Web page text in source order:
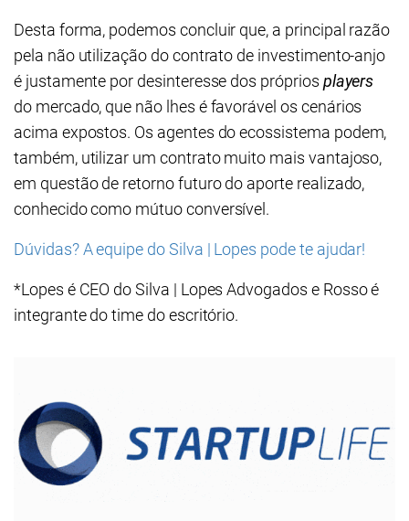
Desta forma, podemos concluir que, a principal razão
pela não utilização do contrato de investimento-anjo
é justamente por desinteresse dos próprios players
do mercado, que não lhes é favorável os cenários
acima expostos. Os agentes do ecossistema podem,
também, utilizar um contrato muito mais vantajoso,
em questão de retorno futuro do aporte realizado,
conhecido como mútuo conversível.
Dúvidas? A equipe do Silva | Lopes pode te ajudar!
*Lopes é CEO do Silva | Lopes Advogados e Rosso é
integrante do time do escritório.